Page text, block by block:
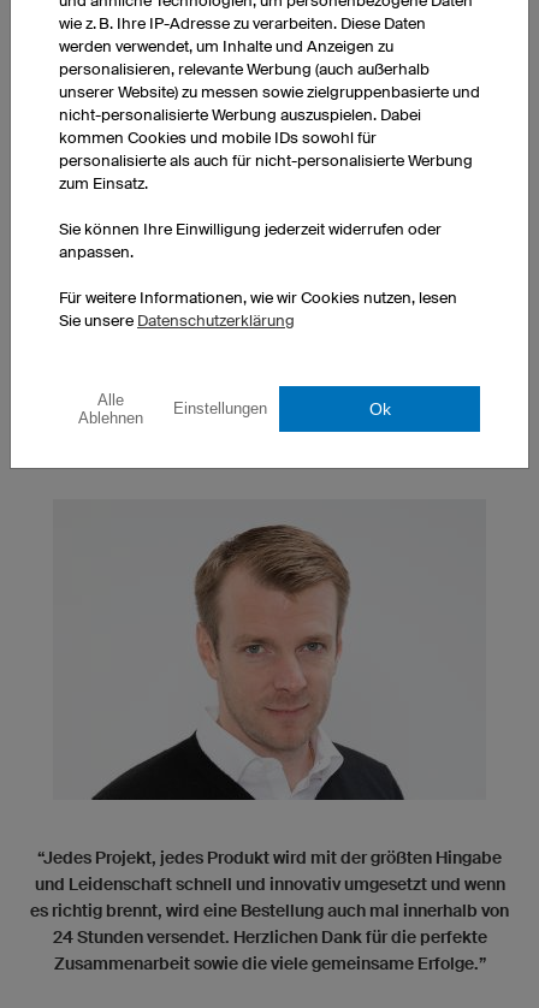
bestimmten Termin benötigen, bieten wir Ihnen
unter +49 (0) 941 890 5500.
“Jedes Projekt, jedes Produkt wird mit der größten Hingabe
und Leidenschaft schnell und innovativ umgesetzt und wenn
es richtig brennt, wird eine Bestellung auch mal innerhalb von
24 Stunden versendet. Herzlichen Dank für die perfekte
Zusammenarbeit sowie die viele gemeinsame Erfolge.”
wie z. B. Ihre IP-Adresse zu verarbeiten. Diese Daten
werden verwendet, um Inhalte und Anzeigen zu
personalisieren, relevante Werbung (auch außerhalb
unserer Website) zu messen sowie zielgruppenbasierte und
nicht-personalisierte Werbung auszuspielen. Dabei
kommen Cookies und mobile IDs sowohl für
personalisierte als auch für nicht-personalisierte Werbung
zum Einsatz.
Sie können Ihre Einwilligung jederzeit widerrufen oder
anpassen.
Für weitere Informationen, wie wir Cookies nutzen, lesen
Sie unsere Datenschutzerklärung
Alle
Ablehnen
Einstellungen Ok